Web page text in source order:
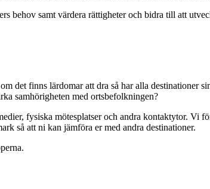
behov samt värdera rättigheter och bidra till att
det finns lärdomar att dra så har alla destinationer
samhörigheten med ortsbefolkningen?
fysiska mötesplatser och andra kontaktytor. Vi
så att ni kan jämföra er med andra destinationer.